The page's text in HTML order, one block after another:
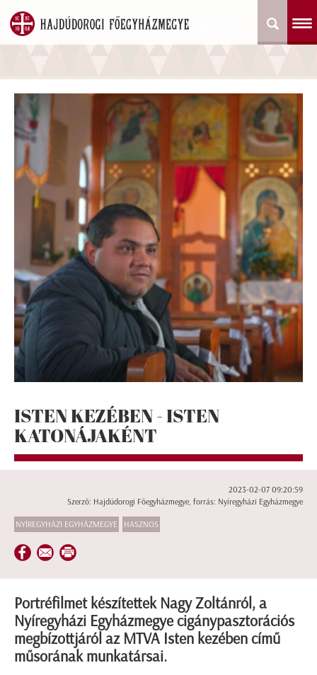
ISTEN KEZÉBEN - ISTEN
KATONÁJAKÉNT
2023-02-07 09:20:59
Szerző: Hajdúdorogi Főegyházmegye, forrás: Nyíregyházi Egyházmegye
NYÍREGYHÁZI EGYHÁZMEGYE HASZNOS
Portréfilmet készítettek Nagy Zoltánról, a
Nyíregyházi Egyházmegye cigánypasztorációs
megbízottjáról az MTVA Isten kezében című
műsorának munkatársai.